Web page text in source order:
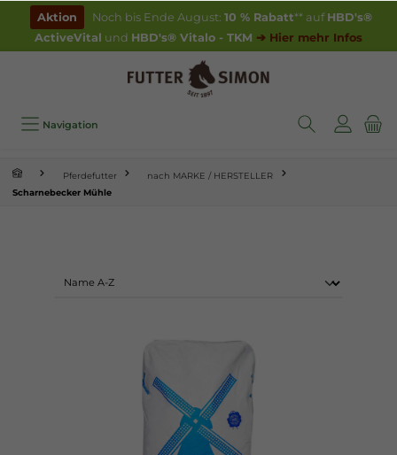
springen
Aktion Noch bis Ende August: 10 % Rabatt** auf HBD's®
ActiveVital und HBD's® Vitalo - TKM ➔ Hier mehr Infos
Navigation
Pferdefutter
nach MARKE / HERSTELLER
Scharnebecker Mühle